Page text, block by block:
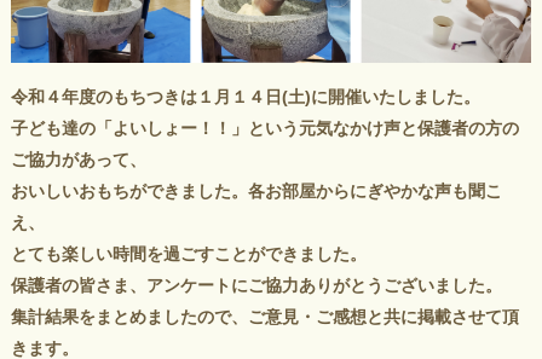
令和４年度のもちつきは１月１４日(土)に開催いたしました。
子ども達の「よいしょー！！」という元気なかけ声と保護者の方の
ご協力があって、
おいしいおもちができました。各お部屋からにぎやかな声も聞こ
え、
とても楽しい時間を過ごすことができました。
保護者の皆さま、アンケートにご協力ありがとうございました。
集計結果をまとめましたので、ご意見・ご感想と共に掲載させて頂
きます。